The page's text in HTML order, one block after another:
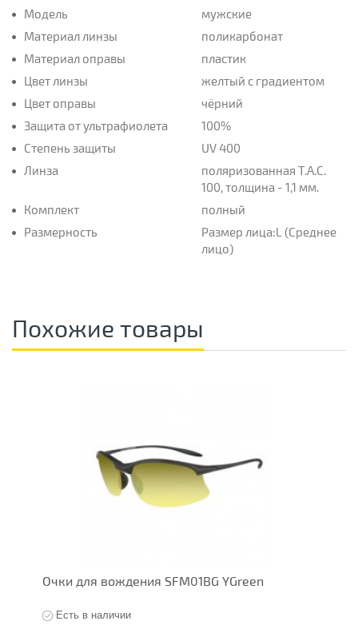
Модель
мужские
Материал линзы
поликарбонат
Материал оправы
пластик
Цвет линзы
желтый с градиентом
Цвет оправы
чёрний
Защита от ультрафиолета
100%
Степень защиты
UV 400
Линза
поляризованная T.A.C.
100, толщина - 1,1 мм.
Комплект
полный
Размерность
Размер лица:L (Среднее
лицо)
Похожие товары
Очки для вождения SFM01BG YGreen
Есть в наличии